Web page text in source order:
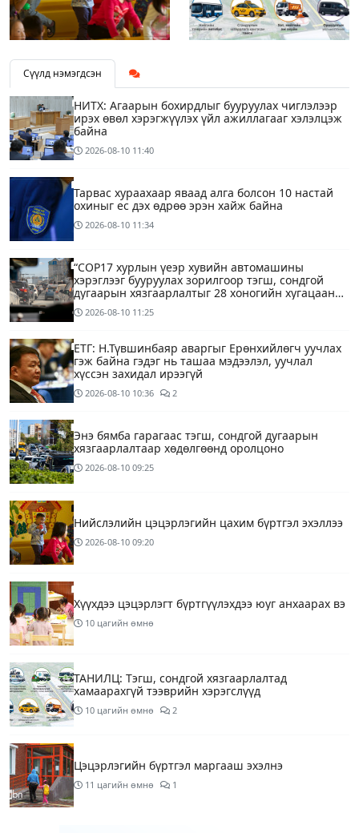
Сүүлд нэмэгдсэн
НИТХ: Агаарын бохирдлыг бууруулах чиглэлээр
ирэх өвөл хэрэгжүүлэх үйл ажиллагааг хэлэлцэж
байна
2026-08-10 11:40
Тарвас хураахаар яваад алга болсон 10 настай
охиныг ес дэх өдрөө эрэн хайж байна
2026-08-10 11:34
“COP17 хурлын үеэр хувийн автомашины
хэрэглээг бууруулах зорилгоор тэгш, сондгой
дугаарын хязгаарлалтыг 28 хоногийн хугацаанд
хийнэ“
2026-08-10 11:25
ЕТГ: Н.Түвшинбаяр аваргыг Ерөнхийлөгч уучлах
гэж байна гэдэг нь ташаа мэдээлэл, уучлал
хүссэн захидал ирээгүй
2026-08-10 10:36 2
Энэ бямба гарагаас тэгш, сондгой дугаарын
хязгаарлалтаар хөдөлгөөнд оролцоно
2026-08-10 09:25
Нийслэлийн цэцэрлэгийн цахим бүртгэл эхэллээ
2026-08-10 09:20
Хүүхдээ цэцэрлэгт бүртгүүлэхдээ юуг анхаарах вэ
10 цагийн өмнө
ТАНИЛЦ: Тэгш, сондгой хязгаарлалтад
хамаарахгүй тээврийн хэрэгслүүд
10 цагийн өмнө 2
Цэцэрлэгийн бүртгэл маргааш эхэлнэ
11 цагийн өмнө 1